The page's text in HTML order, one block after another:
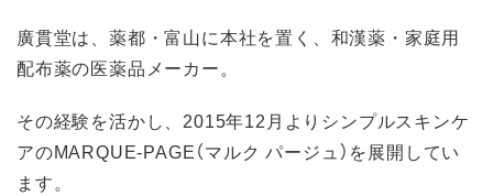
廣貫堂は、薬都・富山に本社を置く、和漢薬・家庭用
配布薬の医薬品メーカー。
その経験を活かし、2015年12月よりシンプルスキンケ
アのMARQUE-PAGE（マルク パージュ）を展開してい
ます。